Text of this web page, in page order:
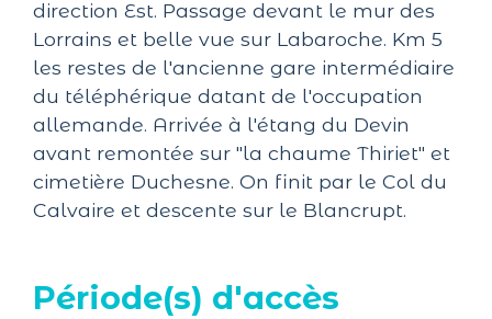
direction Est. Passage devant le mur des
Lorrains et belle vue sur Labaroche. Km 5
les restes de l'ancienne gare intermédiaire
du téléphérique datant de l'occupation
allemande. Arrivée à l'étang du Devin
avant remontée sur "la chaume Thiriet" et
cimetière Duchesne. On finit par le Col du
Calvaire et descente sur le Blancrupt.
Période(s) d'accès